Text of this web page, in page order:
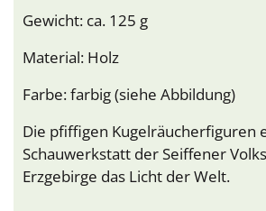
Gewicht: ca. 125 g
Material: Holz
Farbe: farbig (siehe Abbildung)
Die pfiffigen Kugelräucherfiguren
Schauwerkstatt der Seiffener
Erzgebirge das Licht der Welt.